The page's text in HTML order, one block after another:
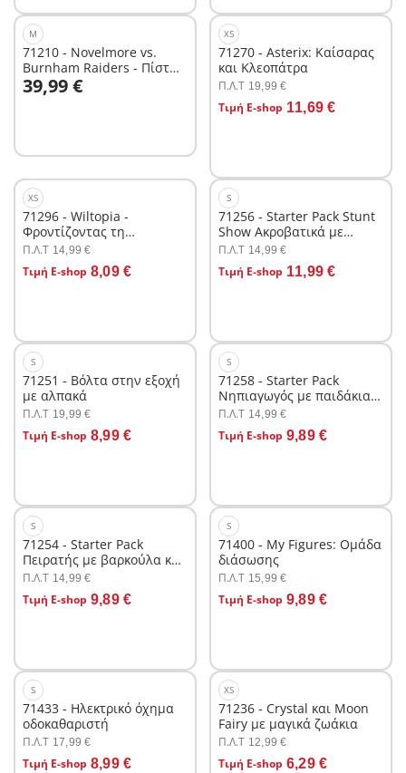
M
71210 - Novelmore vs.
Burnham Raiders - Πίστα
μάχης
39,99 €
Στο καλάθι
XS
71270 - Asterix: Καίσαρας
και Κλεοπάτρα
Π.Λ.T 19,99 €
Τιμή E-shop 11,69 €
Στο καλάθι
XS
71296 - Wiltopia -
Φροντίζοντας τη
στρουθοκάμηλο
Π.Λ.T 14,99 €
Τιμή E-shop 8,09 €
Στο καλάθι
S
71256 - Starter Pack Stunt
Show Ακροβατικά με
μηχανή motocross
Π.Λ.T 14,99 €
Τιμή E-shop 11,99 €
Στο καλάθι
S
71251 - Βόλτα στην εξοχή
με αλπακά
Π.Λ.T 19,99 €
Τιμή E-shop 8,99 €
Στο καλάθι
S
71258 - Starter Pack
Νηπιαγωγός με παιδάκια
και καροτσάκι
Π.Λ.T 14,99 €
Τιμή E-shop 9,89 €
Στο καλάθι
S
71254 - Starter Pack
Πειρατής με βαρκούλα και
θησαυρό
Π.Λ.T 14,99 €
Τιμή E-shop 9,89 €
Στο καλάθι
S
71400 - My Figures: Ομάδα
διάσωσης
Π.Λ.T 15,99 €
Τιμή E-shop 9,89 €
Στο καλάθι
S
71433 - Ηλεκτρικό όχημα
οδοκαθαριστή
Π.Λ.T 17,99 €
Τιμή E-shop 8,99 €
Στο καλάθι
XS
71236 - Crystal και Moon
Fairy με μαγικά ζωάκια
Π.Λ.T 12,99 €
Τιμή E-shop 6,29 €
Στο καλάθι